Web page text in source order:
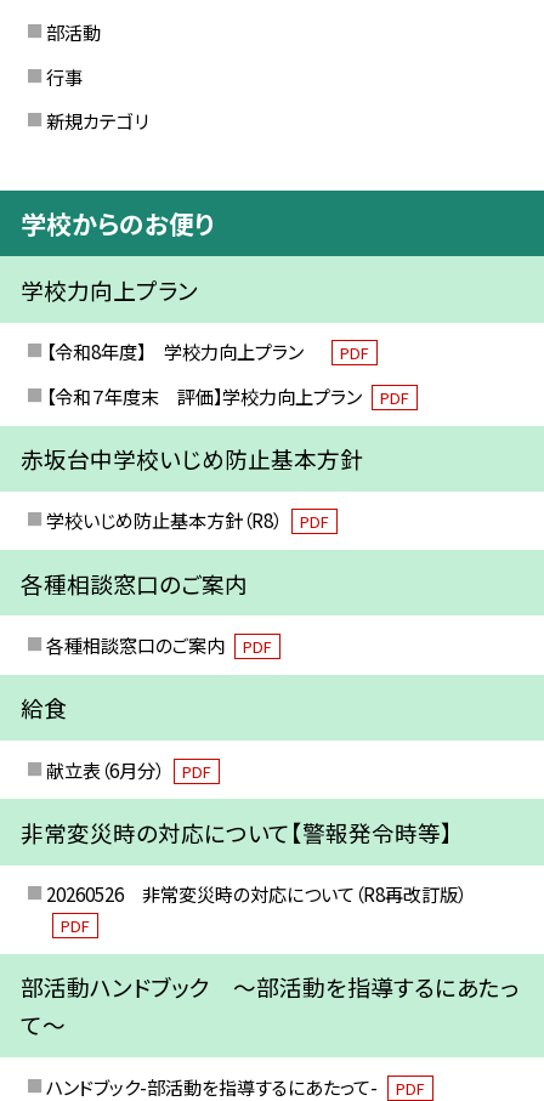
部活動
行事
新規カテゴリ
学校からのお便り
学校力向上プラン
【令和8年度】 学校力向上プラン PDF
【令和７年度末 評価】学校力向上プラン PDF
赤坂台中学校いじめ防止基本方針
学校いじめ防止基本方針（R8） PDF
各種相談窓口のご案内
各種相談窓口のご案内 PDF
給食
献立表（6月分） PDF
非常変災時の対応について【警報発令時等】
20260526 非常変災時の対応について（R8再改訂版）
PDF
部活動ハンドブック ～部活動を指導するにあたっ
て～
ハンドブック-部活動を指導するにあたって- PDF